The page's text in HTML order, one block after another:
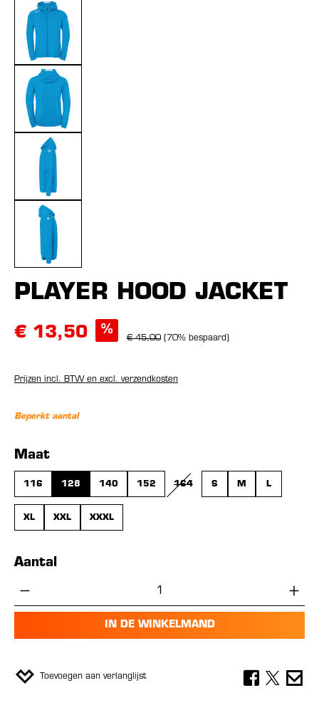
PLAYER HOOD JACKET
€ 13,50 %
€ 45,00 (70% bespaard)
Prijzen incl. BTW en excl. verzendkosten
Beperkt aantal
Selecteer
Maat
116 128 140 152 164 S M L
XL XXL XXXL
Aantal
Producthoeveelheid: Voer de gewenste
IN DE WINKELMAND
Toevoegen aan verlanglijst